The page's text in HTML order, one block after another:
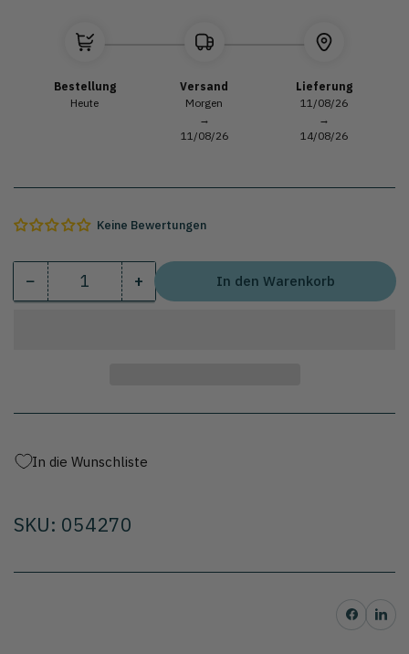
Bestellung
Heute
Versand
Morgen
→
11/08/26
Lieferung
11/08/26
→
14/08/26
Keine Bewertungen
− Menge
vertikaler
aus
Menge +Menge
vertikaler
aus
In den Warenkorb
In die Wunschliste
SKU: 054270
Auf Facebook teilenAuf Pinterest